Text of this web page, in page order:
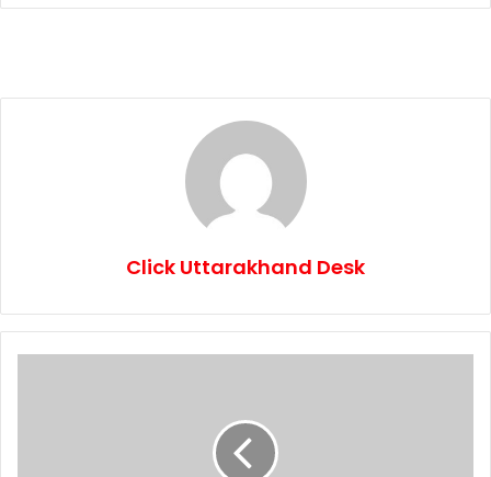
Click Uttarakhand Desk